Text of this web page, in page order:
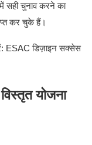
सही चुनाव करने का
कर चुके हैं।
योजना